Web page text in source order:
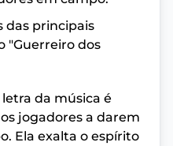
das principais
"Guerreiro dos
letra da música é
jogadores a darem
Ela exalta o espírito